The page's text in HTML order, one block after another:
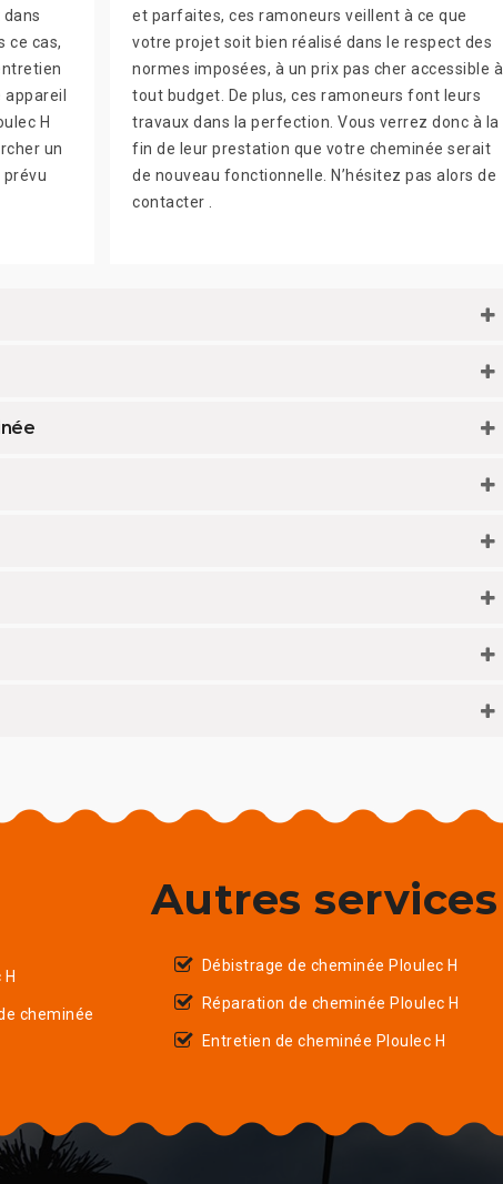
dans
ce cas,
H
un
et parfaites, ces ramoneurs veillent à ce que
votre projet soit bien réalisé dans le respect des
normes imposées, à un prix pas cher accessible à
tout budget. De plus, ces ramoneurs font leurs
travaux dans la perfection. Vous verrez donc à la
fin de leur prestation que votre cheminée serait
de nouveau fonctionnelle. N’hésitez pas alors de
contacter .
Autres services
cheminée
Débistrage de cheminée Ploulec H
Réparation de cheminée Ploulec H
Entretien de cheminée Ploulec H